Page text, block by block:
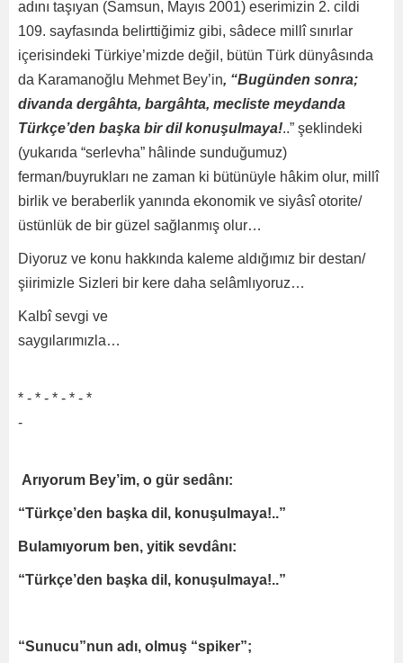
adını taşıyan (Samsun, Mayıs 2001) eserimizin 2. cildi
109. sayfasında belirttiğimiz gibi, sâdece millî sınırlar
içerisindeki Türkiye’mizde değil, bütün Türk dünyâsında
da Karamanoğlu Mehmet Bey’in, “Bugünden sonra;
divanda dergâhta, bargâhta, mecliste meydanda
Türkçe’den başka bir dil konuşulmaya!..” şeklindeki
(yukarıda “serlevha” hâlinde sunduğumuz)
ferman/buyrukları ne zaman ki bütünüyle hâkim olur, millî
birlik ve beraberlik yanında ekonomik ve siyâsî otorite/
üstünlük de bir güzel sağlanmış olur…
Diyoruz ve konu hakkında kaleme aldığımız bir destan/
şiirimizle Sizleri bir kere daha selâmlıyoruz…
Kalbî sevgi ve
* - * - * - * - *
Arıyorum Bey’im, o gür sedânı:
“Türkçe’den başka dil, konuşulmaya!..”
Bulamıyorum ben, yitik sevdânı:
“Türkçe’den başka dil, konuşulmaya!..”
“Sunucu”nun adı, olmuş “spiker”;